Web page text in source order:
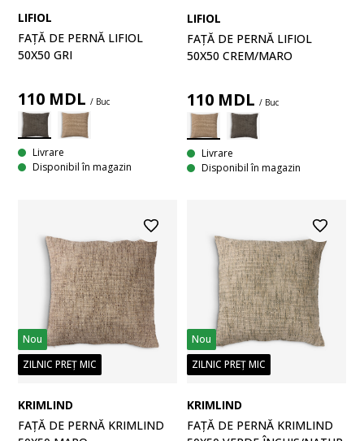
LIFIOL
FAȚĂ DE PERNĂ LIFIOL
50X50 GRI
110 MDL / Buc
Livrare
Disponibil în magazin
LIFIOL
FAȚĂ DE PERNĂ LIFIOL
50X50 CREM/MARO
110 MDL / Buc
Livrare
Disponibil în magazin
Nou
ZILNIC PREȚ MIC
KRIMLIND
FAȚĂ DE PERNĂ KRIMLIND
Nou
ZILNIC PREȚ MIC
KRIMLIND
FAȚĂ DE PERNĂ KRIMLIND